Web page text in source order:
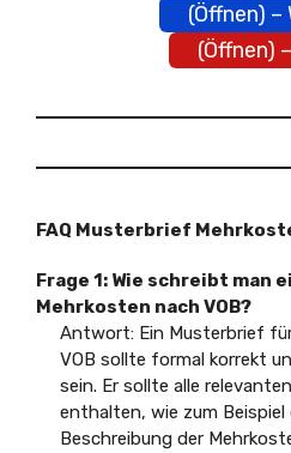
(Öffnen) –
(Öffnen)
FAQ Musterbrief
Frage 1: Wie schreibt
Mehrkosten nach VOB?
Antwort: Ein Musterbrief
VOB sollte formal korrekt
sein. Er sollte alle
enthalten, wie zum Beispiel
Beschreibung der